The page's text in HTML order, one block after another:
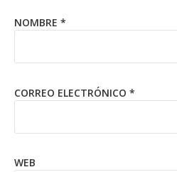
NOMBRE *
CORREO ELECTRÓNICO *
WEB